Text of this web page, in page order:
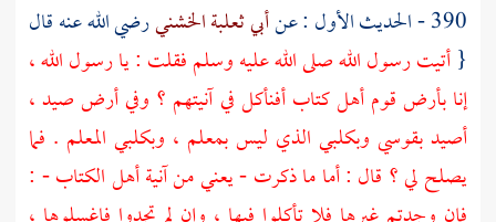
390 - الحديث الأول : عن
أبي ثعلبة الخشنيرضي الله عنه قال
{أتيت رسول الله صلى الله عليه وسلم فقلت : يا رسول الله ،
إنا بأرض قوم أهل كتاب أفنأكل في آنيتهم ؟ وفي أرض صيد ،
أصيد بقوسي وبكلبي الذي ليس بمعلم ، وبكلبي المعلم . فما
يصلح لي ؟ قال : أما ما ذكرت - يعني من آنية أهل الكتاب - :